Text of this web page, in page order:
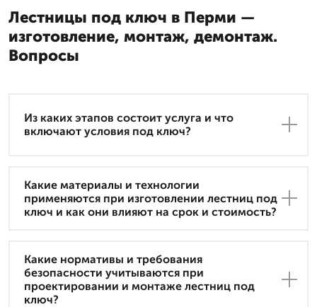
Лестницы под ключ в Перми —
изготовление, монтаж, демонтаж.
Вопросы
Из каких этапов состоит услуга и что
включают условия под ключ?
Какие материалы и технологии
применяются при изготовлении лестниц под
ключ и как они влияют на срок и стоимость?
Какие нормативы и требования
безопасности учитываются при
проектировании и монтаже лестниц под
ключ?